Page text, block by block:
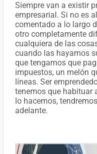
Siempre van a existir
empresarial. Si no es
comentado a lo largo
otro completamente
cualquiera de las
cuando las hayamos
que tengamos que
impuestos, un melón
líneas. Ser
tenemos que habituar
lo hacemos,
adelante.